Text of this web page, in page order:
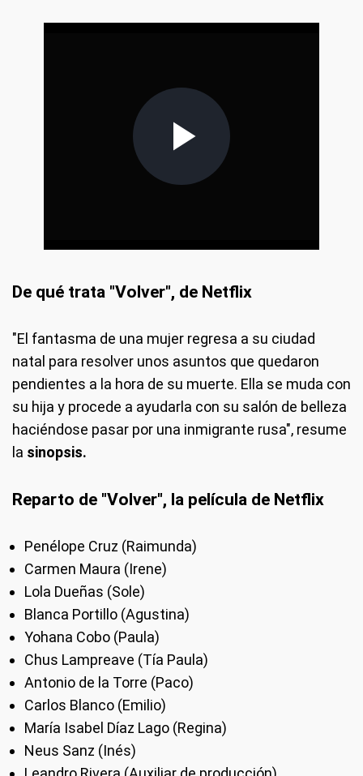
De qué trata "Volver", de Netflix
"El fantasma de una mujer regresa a su ciudad
natal para resolver unos asuntos que quedaron
pendientes a la hora de su muerte. Ella se muda con
su hija y procede a ayudarla con su salón de belleza
haciéndose pasar por una inmigrante rusa", resume
la sinopsis.
Reparto de "Volver", la película de Netflix
Penélope Cruz (Raimunda)
Carmen Maura (Irene)
Lola Dueñas (Sole)
Blanca Portillo (Agustina)
Yohana Cobo (Paula)
Chus Lampreave (Tía Paula)
Antonio de la Torre (Paco)
Carlos Blanco (Emilio)
María Isabel Díaz Lago (Regina)
Neus Sanz (Inés)